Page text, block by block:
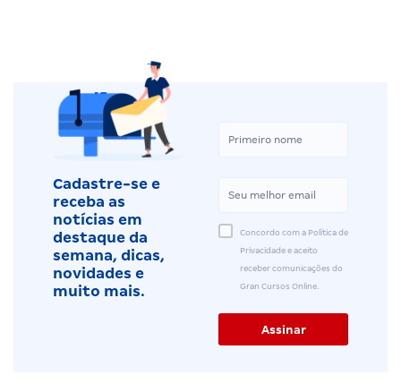
Cadastre-se e
receba as
notícias em
destaque da
semana, dicas,
novidades e
muito mais.
Concordo com a Política de
Privacidade e aceito
receber comunicações do
Gran Cursos Online.